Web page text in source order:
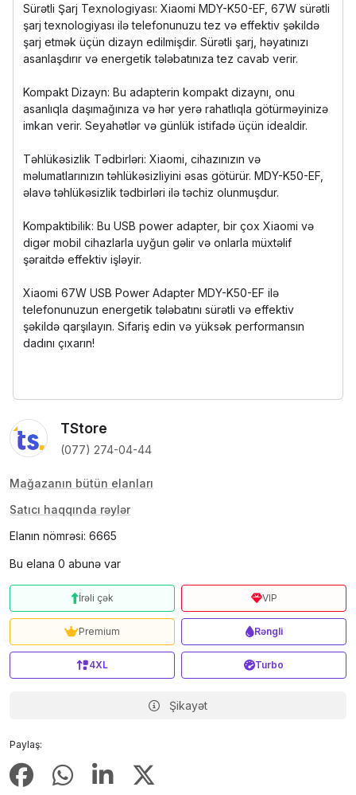
Sürətli Şarj Texnologiyası: Xiaomi MDY-K50-EF, 67W sürətli
şarj texnologiyası ilə telefonunuzu tez və effektiv şəkildə
şarj etmək üçün dizayn edilmişdir. Sürətli şarj, həyatınızı
asanlaşdırır və energetik tələbatınıza tez cavab verir.
Kompakt Dizayn: Bu adapterin kompakt dizaynı, onu
asanlıqla daşımağınıza və hər yerə rahatlıqla götürməyinizə
imkan verir. Seyahətlər və günlük istifadə üçün idealdir.
Təhlükəsizlik Tədbirləri: Xiaomi, cihazınızın və
məlumatlarınızın təhlükəsizliyini əsas götürür. MDY-K50-EF,
əlavə təhlükəsizlik tədbirləri ilə təchiz olunmuşdur.
Kompaktibilik: Bu USB power adapter, bir çox Xiaomi və
digər mobil cihazlarla uyğun gəlir və onlarla müxtəlif
şəraitdə effektiv işləyir.
Xiaomi 67W USB Power Adapter MDY-K50-EF ilə
telefonunuzun energetik tələbatını sürətli və effektiv
şəkildə qarşılayın. Sifariş edin və yüksək performansın
dadını çıxarın!
TStore
(077) 274-04-44
Mağazanın bütün elanları
Satıcı haqqında rəylər
Elanın nömrəsi: 6665
Bu elana 0 abunə var
Paylaş:
İrəli çək VIP
Premium Rəngli
4XL Turbo
Şikayət